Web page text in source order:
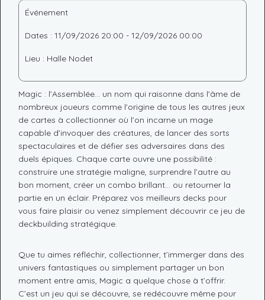
Événement
Dates : 11/09/2026 20:00 - 12/09/2026 00:00
Lieu : Halle Nodet
Magic : l’Assemblée... un nom qui raisonne dans l'âme de
nombreux joueurs comme l'origine de tous les autres jeux
de cartes à collectionner où l’on incarne un mage
capable d’invoquer des créatures, de lancer des sorts
spectaculaires et de défier ses adversaires dans des
duels épiques. Chaque carte ouvre une possibilité :
construire une stratégie maligne, surprendre l’autre au
bon moment, créer un combo brillant… ou retourner la
partie en un éclair. Préparez vos meilleurs decks pour
vous faire plaisir ou venez simplement découvrir ce jeu de
deckbuilding stratégique.
Que tu aimes réfléchir, collectionner, t’immerger dans des
univers fantastiques ou simplement partager un bon
moment entre amis, Magic a quelque chose à t’offrir.
C’est un jeu qui se découvre, se redécouvre même pour